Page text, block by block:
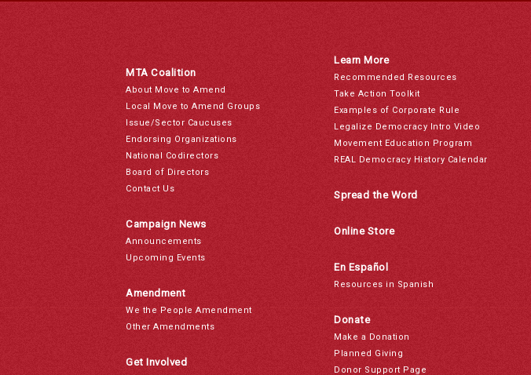
MTA Coalition
About Move to Amend
Local Move to Amend Groups
Issue/Sector Caucuses
Endorsing Organizations
National Codirectors
Board of Directors
Contact Us
Campaign News
Announcements
Upcoming Events
Amendment
We the People Amendment
Other Amendments
Get Involved
Learn More
Recommended Resources
Take Action Toolkit
Examples of Corporate Rule
Legalize Democracy Intro Video
Movement Education Program
REAL Democracy History Calendar
Spread the Word
Online Store
En Español
Resources in Spanish
Donate
Make a Donation
Planned Giving
Donor Support Page